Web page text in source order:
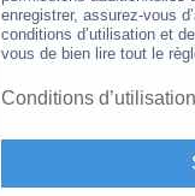
enregistrer, assurez-vous
conditions d’utilisation et
vous de bien lire tout le
Conditions d’utilisation